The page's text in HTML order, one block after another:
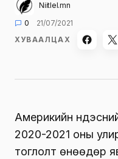
Niitlel.mn
0
21/07/2021
ХУВААЛЦАХ
Америкийн
2020-2021 оны
тоглолт өнөөдөр